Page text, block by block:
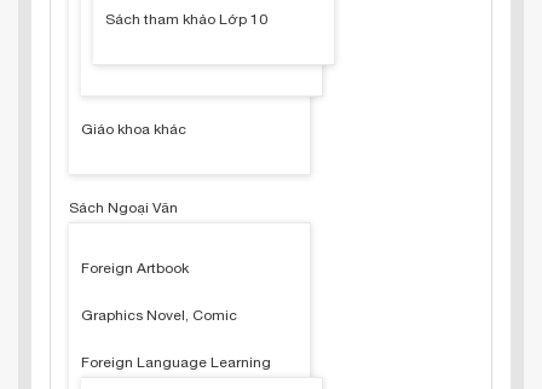
Sách tham khảo Lớp 10
Giáo khoa khác
Sách Ngoại Văn
Foreign Artbook
Graphics Novel, Comic
Foreign Language Learning